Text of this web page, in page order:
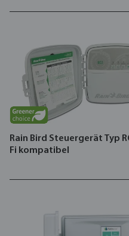
Rain Bird Steuergerät Typ
Fi kompatibel